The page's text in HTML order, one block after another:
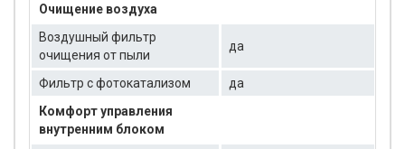
Очищение воздуха
Воздушный фильтр
очищения от пыли
да
Фильтр с фотокатализом
да
Комфорт управления
внутренним блоком